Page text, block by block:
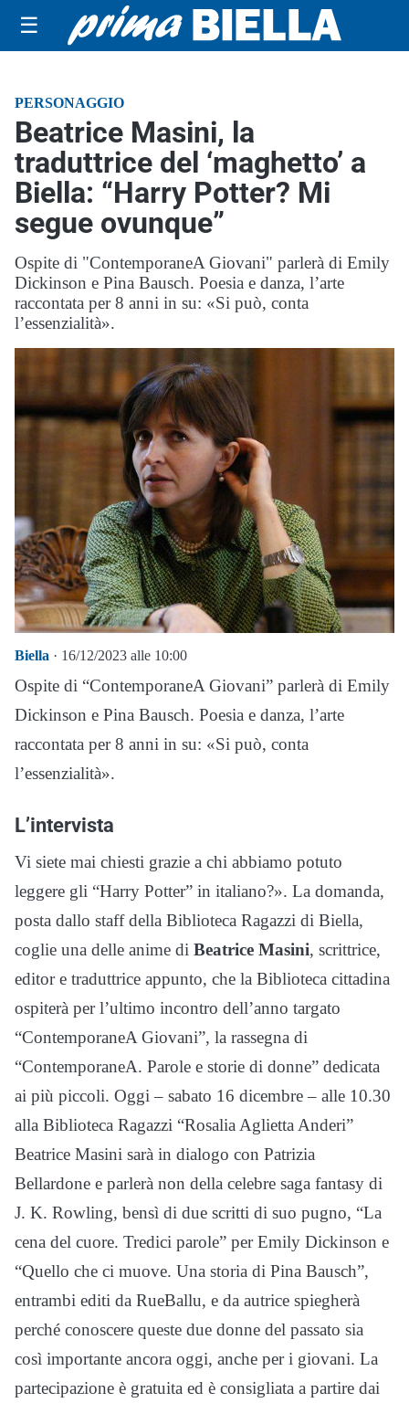
☰
PERSONAGGIO
Beatrice Masini, la
traduttrice del ‘maghetto’ a
Biella: “Harry Potter? Mi
segue ovunque”
Ospite di "ContemporaneA Giovani" parlerà di Emily
Dickinson e Pina Bausch. Poesia e danza, l’arte
raccontata per 8 anni in su: «Si può, conta
l’essenzialità».
Biella · 16/12/2023 alle 10:00
Ospite di “ContemporaneA Giovani” parlerà di Emily
Dickinson e Pina Bausch. Poesia e danza, l’arte
raccontata per 8 anni in su: «Si può, conta
l’essenzialità».
L’intervista
Vi siete mai chiesti grazie a chi abbiamo potuto
leggere gli “Harry Potter” in italiano?». La domanda,
posta dallo staff della Biblioteca Ragazzi di Biella,
coglie una delle anime di Beatrice Masini, scrittrice,
editor e traduttrice appunto, che la Biblioteca cittadina
ospiterà per l’ultimo incontro dell’anno targato
“ContemporaneA Giovani”, la rassegna di
“ContemporaneA. Parole e storie di donne” dedicata
ai più piccoli. Oggi – sabato 16 dicembre – alle 10.30
alla Biblioteca Ragazzi “Rosalia Aglietta Anderi”
Beatrice Masini sarà in dialogo con Patrizia
Bellardone e parlerà non della celebre saga fantasy di
J. K. Rowling, bensì di due scritti di suo pugno, “La
cena del cuore. Tredici parole” per Emily Dickinson e
“Quello che ci muove. Una storia di Pina Bausch”,
entrambi editi da RueBallu, e da autrice spiegherà
perché conoscere queste due donne del passato sia
così importante ancora oggi, anche per i giovani. La
partecipazione è gratuita ed è consigliata a partire dai